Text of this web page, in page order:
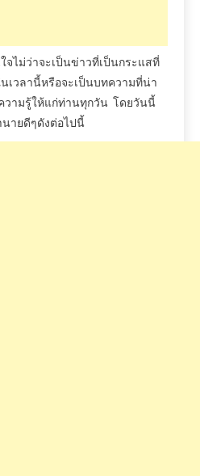
จไม่ว่าจะเป็นข่าวที่เป็นกระแสที่
เวลานี้หรือจะเป็นบทความที่น่า
วามรู้ให้แก่ท่านทุกวัน โดยวันนี้
นายดีๆดังต่อไปนี้